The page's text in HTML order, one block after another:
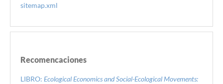
sitemap.xml
Recomencaciones
LIBRO: Ecological Economics and Social-Ecological Movements: